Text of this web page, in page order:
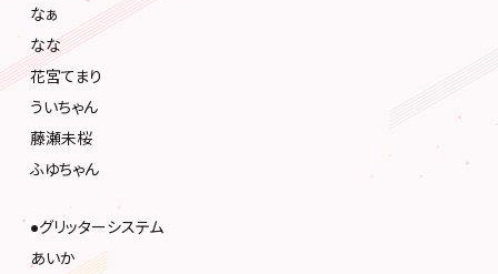
なぁ
なな
花宮てまり
ういちゃん
藤瀬未桜
ふゆちゃん
●グリッターシステム
あいか